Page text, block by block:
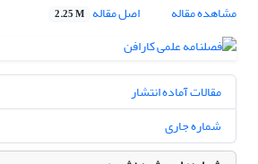
مشاهده مقاله
اصل مقاله 2.25 M
مقالات آماده انتشار
شماره جاری